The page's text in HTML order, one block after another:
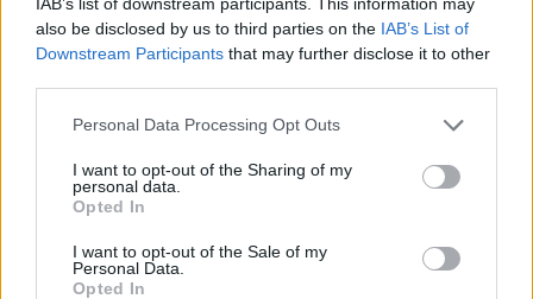
also be disclosed by us to third parties on the IAB’s List of
Downstream Participants that may further disclose it to other
Personal Data Processing Opt Outs
I want to opt-out of the Sharing of my
personal data.
Opted In
I want to opt-out of the Sale of my
Personal Data.
Opted In
Gramsh, tre zjarre nën
kontroll pas ndërhyrjes në
terrene të vështira
dhe e tërheq zvarrë 12-
vjeçarin që po kthehej nga